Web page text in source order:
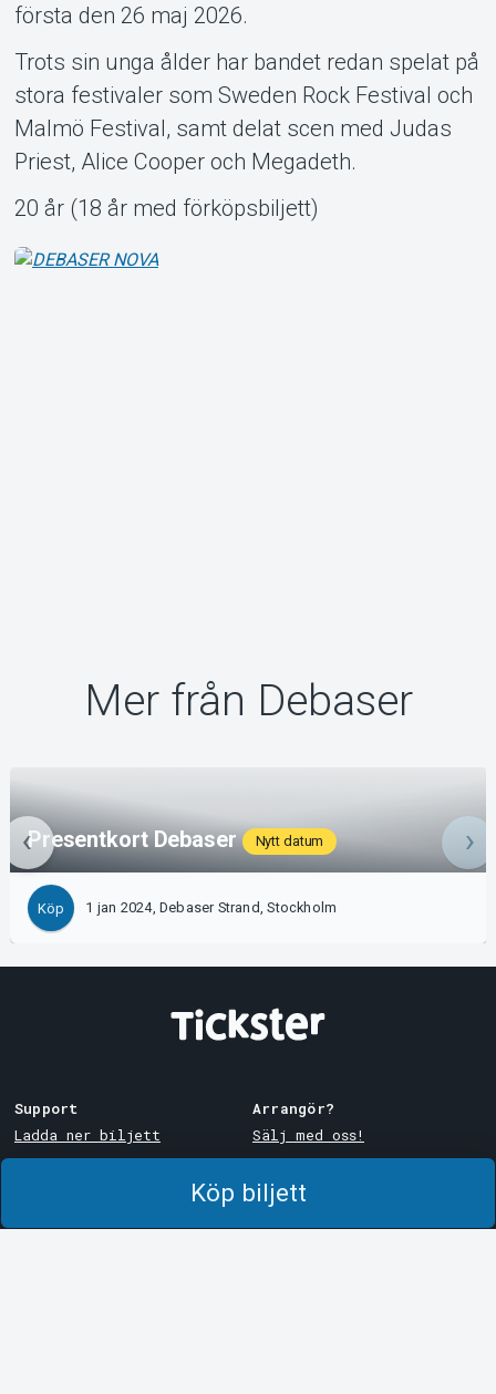
Köp biljett
första den 26 maj 2026.
Trots sin unga ålder har bandet redan spelat på
stora festivaler som Sweden Rock Festival och
Malmö Festival, samt delat scen med Judas
Priest, Alice Cooper och Megadeth.
20 år (18 år med förköpsbiljett)
Mer från Debaser
Presentkort Debaser Nytt datum
Köp 1 jan 2024, Debaser Strand, Stockholm
Support
Ladda ner biljett
Köp- och leveransvillkor
Integritetspolicy
Arrangör?
Sälj med oss!
System Support